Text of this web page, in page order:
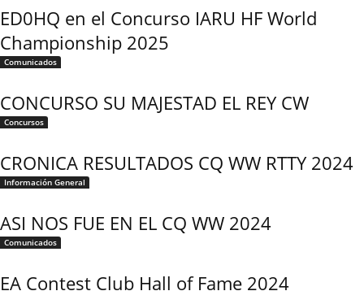
ED0HQ en el Concurso IARU HF World
Championship 2025
Comunicados
CONCURSO SU MAJESTAD EL REY CW
Concursos
CRONICA RESULTADOS CQ WW RTTY 2024
Información General
ASI NOS FUE EN EL CQ WW 2024
Comunicados
EA Contest Club Hall of Fame 2024